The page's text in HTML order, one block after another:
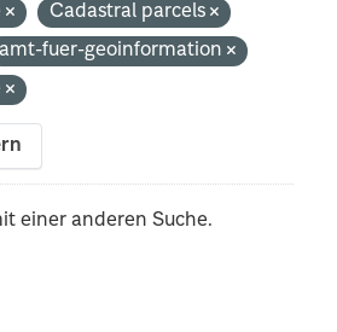
Cadastral parcels
amt-fuer-geoinformation
einer anderen Suche.